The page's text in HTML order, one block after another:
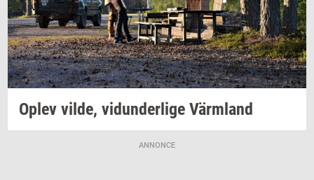
Oplev vilde, vi­dun­der­li­ge Värmland
ANNONCE